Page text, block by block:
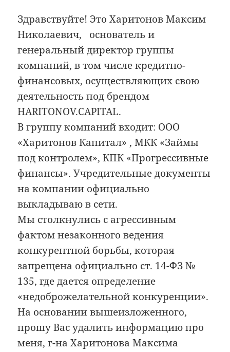
Здравствуйте! Это Харитонов Максим
Николаевич, основатель и
генеральный директор группы
компаний, в том числе кредитно-
финансовых, осуществляющих свою
деятельность под брендом
HARITONOV.CAPITAL.
В группу компаний входит: ООО
«Харитонов Капитал» , МКК «Займы
под контролем», КПК «Прогрессивные
финансы». Учредительные документы
на компании официально
выкладываю в сети.
Мы столкнулись с агрессивным
фактом незаконного ведения
конкурентной борьбы, которая
запрещена официально ст. 14-ФЗ №
135, где дается определение
«недоброжелательной конкуренции».
На основании вышеизложенного,
прошу Вас удалить информацию про
меня, г-на Харитонова Максима